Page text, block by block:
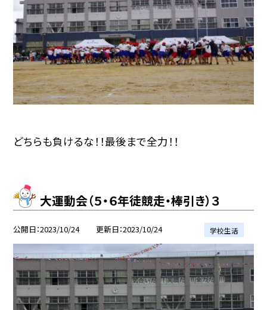
どちらも負けるな！！最後まで全力！！
大運動会（５・６年徒競走・棒引き）３
公開日 2023/10/24 更新日 2023/10/24 学校生活